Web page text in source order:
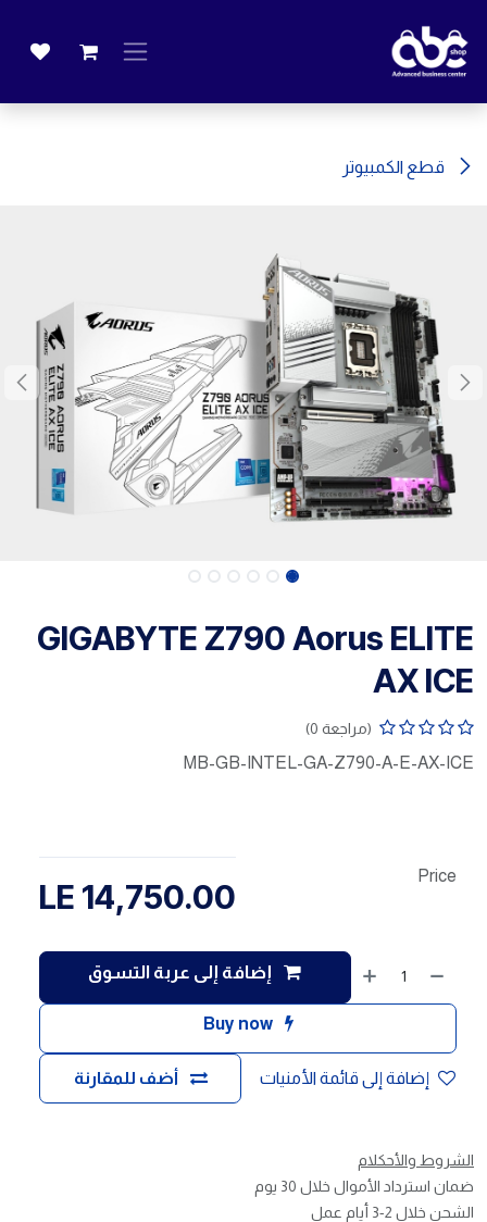
قطع الكمبيوتر
GIGABYTE Z790 Aorus ELITE
AX ICE
(مراجعة 0)
MB-GB-INTEL-GA-Z790-A-E-AX-ICE
إضافة إلى عربة التسوق
Buy now
أضف للمقارنة إضافة إلى قائمة الأمنيات
Price
14,750.00
الشروط والأحكلام
ضمان استرداد الأموال خلال 30 يوم
الشحن خلال 2-3 أيام عمل